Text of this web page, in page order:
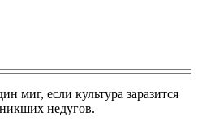
миг, если культура заразится
недугов.